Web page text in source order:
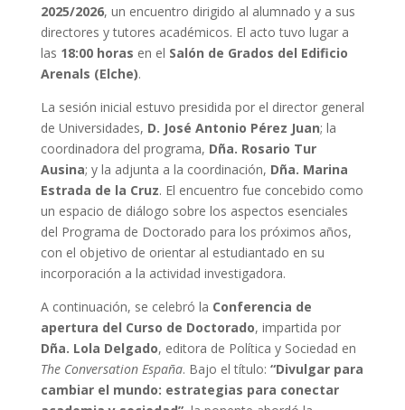
2025/2026, un encuentro dirigido al alumnado y a sus
directores y tutores académicos. El acto tuvo lugar a
las 18:00 horas en el Salón de Grados del Edificio
Arenals (Elche).
La sesión inicial estuvo presidida por el director general
de Universidades, D. José Antonio Pérez Juan; la
coordinadora del programa, Dña. Rosario Tur
Ausina; y la adjunta a la coordinación, Dña. Marina
Estrada de la Cruz. El encuentro fue concebido como
un espacio de diálogo sobre los aspectos esenciales
del Programa de Doctorado para los próximos años,
con el objetivo de orientar al estudiantado en su
incorporación a la actividad investigadora.
A continuación, se celebró la Conferencia de
apertura del Curso de Doctorado, impartida por
Dña. Lola Delgado, editora de Política y Sociedad en
The Conversation España. Bajo el título: “Divulgar para
cambiar el mundo: estrategias para conectar